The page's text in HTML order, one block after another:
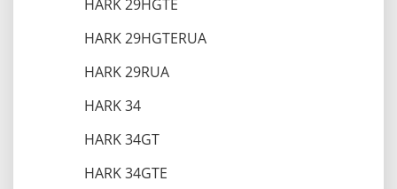
HARK 29HGTE
HARK 29HGTERUA
HARK 29RUA
HARK 34
HARK 34GT
HARK 34GTE